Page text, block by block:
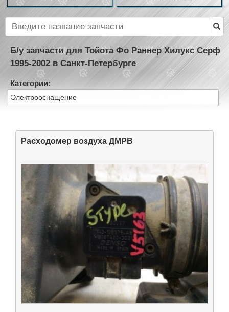
Б/у запчасти для Тойота Фо Раннер Хилукс Серф
1995-2002 в Санкт-Петербурге
Категории:
Электрооснащение
Расходомер воздуха ДМРВ